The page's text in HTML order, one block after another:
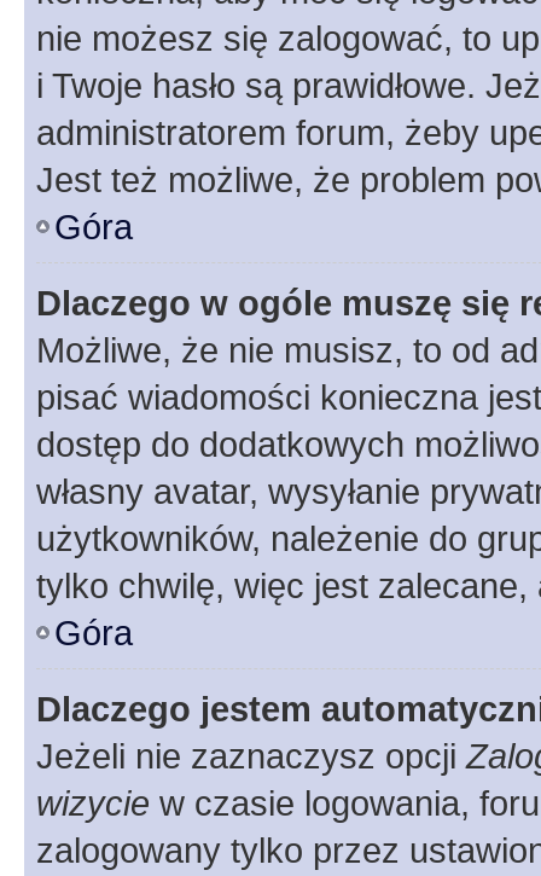
nie możesz się zalogować, to
i Twoje hasło są prawidłowe.
administratorem forum, żeby
Jest też możliwe, że problem
Góra
Dlaczego w ogóle muszę się
Możliwe, że nie musisz, to od
pisać wiadomości konieczna
dostęp do dodatkowych
własny avatar, wysyłanie
użytkowników, należenie do
tylko chwilę, więc jest zalecane,
Góra
Dlaczego jestem
Jeżeli nie zaznaczysz opcji
wizycie w czasie logowania,
zalogowany tylko przez